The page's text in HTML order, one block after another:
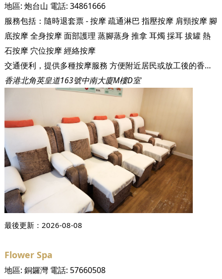
地區: 炮台山 電話: 34861666
服務包括： 隨時退套票 - 按摩疏通淋巴 指壓按摩 肩頸按摩 腳
底按摩全身按摩面部護理 蒸腳蒸身推拿耳燭 採耳拔罐熱
石按摩 穴位按摩經絡按摩
交通便利，提供多種按摩服務 方便附近居民或放工後的香港人到本店按摩一下放鬆身心
香港北角英皇道163號中南大廈M樓D室
最後更新： 2026-08-08
Flower Spa
地區: 銅鑼灣電話: 57660508